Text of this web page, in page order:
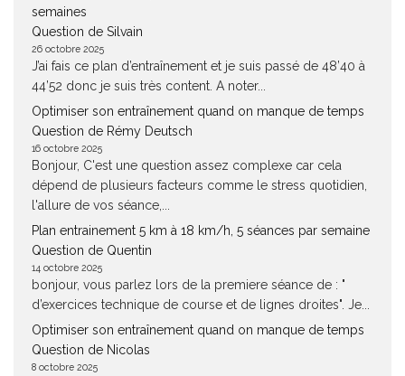
semaines
Question de Silvain
26 octobre 2025
J’ai fais ce plan d’entraînement et je suis passé de 48’40 à
44’52 donc je suis très content. A noter...
Optimiser son entraînement quand on manque de temps
Question de Rémy Deutsch
16 octobre 2025
Bonjour, C'est une question assez complexe car cela
dépend de plusieurs facteurs comme le stress quotidien,
l'allure de vos séance,...
Plan entrainement 5 km à 18 km/h, 5 séances par semaine
Question de Quentin
14 octobre 2025
bonjour, vous parlez lors de la premiere séance de : "
d’exercices technique de course et de lignes droites". Je...
Optimiser son entraînement quand on manque de temps
Question de Nicolas
8 octobre 2025